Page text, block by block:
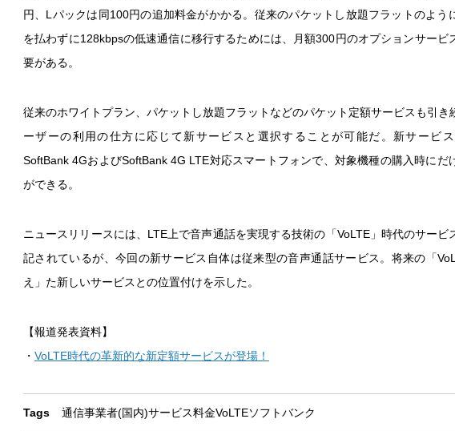
円、Lパックは同100円の追加料金がかかる。従来のパケットし放題フラットのよう
を払わずに128kbpsの低速通信に移行するためには、月額300円のオプションサービ
要がある。
従来のホワイトプラン、パケットし放題フラットなどのパケット定額サービスも引き
ーザーの利用の仕方に応じて新サービスと選択することが可能だ。新サービ
SoftBank 4GおよびSoftBank 4G LTE対応スマートフォンで、対象機種の購入時にだ
ができる。
ニュースリリースには、LTE上で音声通話を実現する技術の「VoLTE」時代のサービ
記されているが、今回の新サービス自体は従来型の音声通話サービス。将来の「
え」た新しいサービスとの位置付けを示した。
【報道発表資料】
・ VoLTE時代の革新的な新定額サービスが登場！
Tags 通信事業者(国内)サービス料金VoLTEソフトバンク